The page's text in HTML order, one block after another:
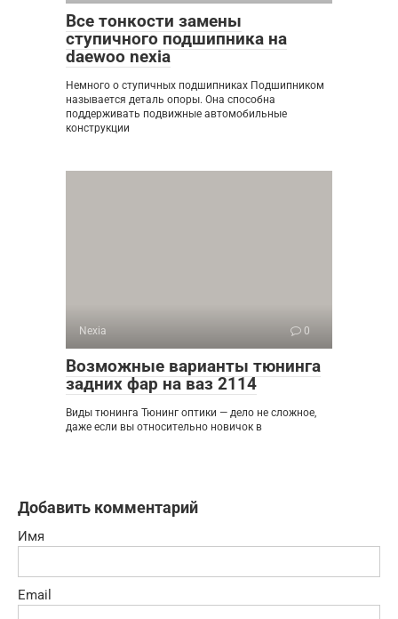
Все тонкости замены
ступичного подшипника на
daewoo nexia
Немного о ступичных подшипниках Подшипником
называется деталь опоры. Она способна
поддерживать подвижные автомобильные
конструкции
Nexia 0
Возможные варианты тюнинга
задних фар на ваз 2114
Виды тюнинга Тюнинг оптики — дело не сложное,
даже если вы относительно новичок в
Добавить комментарий
Имя
Email